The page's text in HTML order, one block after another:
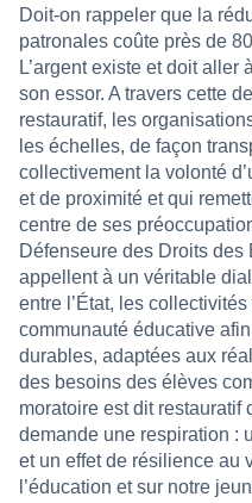
Doit-on rappeler que la
patronales coûte près de
L’argent existe et doit aller
son essor. A travers cette
restauratif, les
les échelles, de façon
collectivement la volonté
et de proximité et qui
centre de ses
Défenseure des Droits
appellent à un véritable
entre l’État, les
communauté éducative
durables, adaptées aux
des besoins des élèves
moratoire est dit restauratif
demande une respiration :
et un effet de résilience au
l’éducation et sur notre